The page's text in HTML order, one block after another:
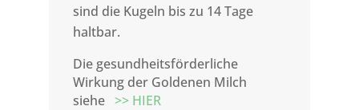
sind die Kugeln bis zu 14 Tage
haltbar.
Die gesundheitsförderliche
Wirkung der Goldenen Milch
siehe >> HIER